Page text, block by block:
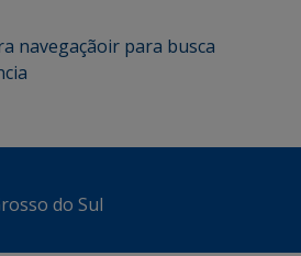
navegaçãoir para busca
do Sul